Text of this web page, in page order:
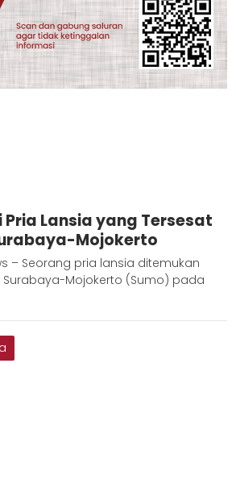
Pria Lansia yang Tersesat
Mojokerto
– Seorang pria lansia ditemukan
Surabaya-Mojokerto (Sumo) pada